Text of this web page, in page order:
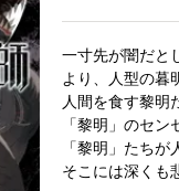
一寸先が闇だと
より、人型の暮
人間を食す黎明
「黎明」のセ
「黎明」たち
そこには深くも